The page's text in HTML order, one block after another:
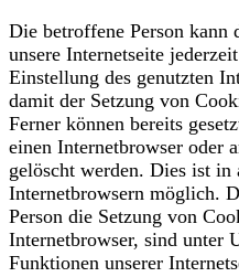
Die betroffene Person kann
unsere Internetseite
Einstellung des genutzten
damit der Setzung von
Ferner können bereits
einen Internetbrowser oder
gelöscht werden. Dies ist in
Internetbrowsern möglich.
Person die Setzung von
Internetbrowser, sind unter
Funktionen unserer